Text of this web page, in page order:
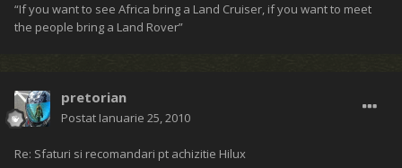
“If you want to see Africa bring a Land Cruiser, if you want to meet
the people bring a Land Rover”
pretorian
Postat Ianuarie 25, 2010
Re: Sfaturi si recomandari pt achizitie Hilux